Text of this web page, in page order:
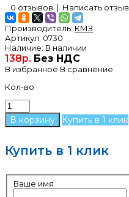
0 отзывов | Написать отзыв
Производитель: КМЗ
Артикул: 0730
Наличие: В наличии
138р. Без НДС
В избранное В сравнение
Кол-во
Купить в 1 клик
Купить в 1 клик
Ваше имя